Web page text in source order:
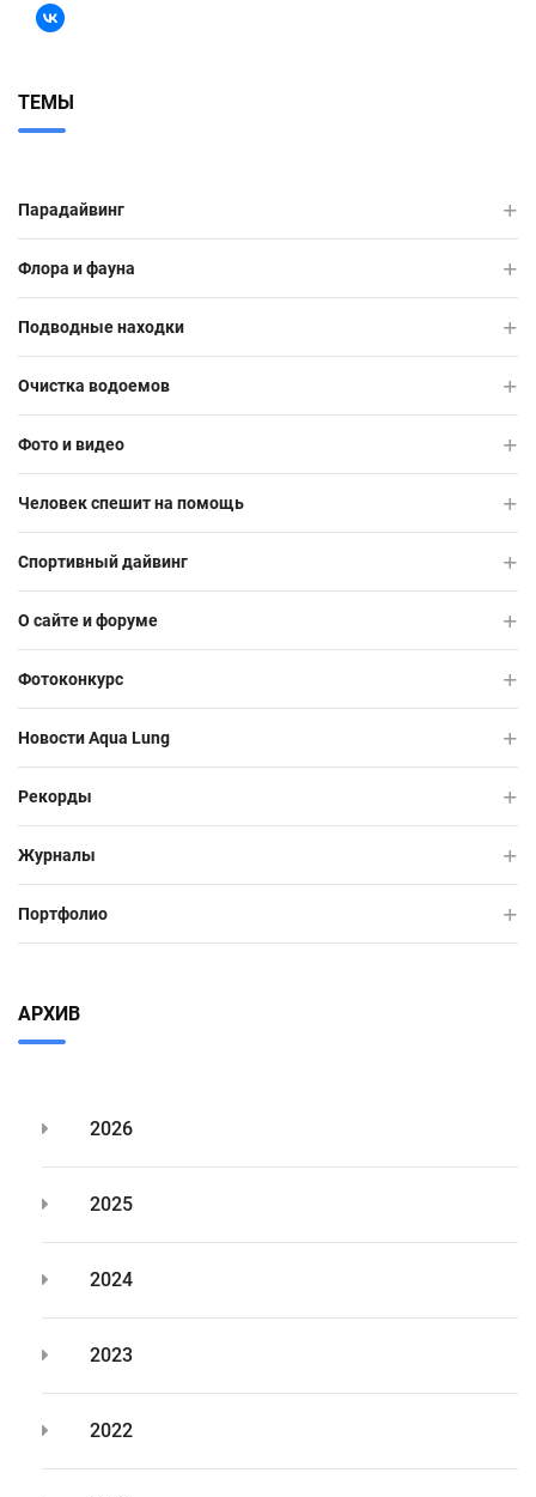
ТЕМЫ
Парадайвинг
Флора и фауна
Подводные находки
Очистка водоемов
Фото и видео
Человек спешит на помощь
Спортивный дайвинг
О сайте и форуме
Фотоконкурс
Новости Aqua Lung
Рекорды
Журналы
Портфолио
АРХИВ
2026
2025
2024
2023
2022